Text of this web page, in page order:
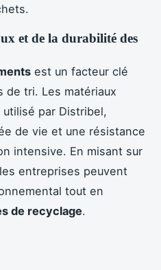
et de la durabilité des
est un facteur clé
de tri. Les matériaux
par Distribel,
de vie et une résistance
intensive. En misant sur
entreprises peuvent
tout en
de recyclage.